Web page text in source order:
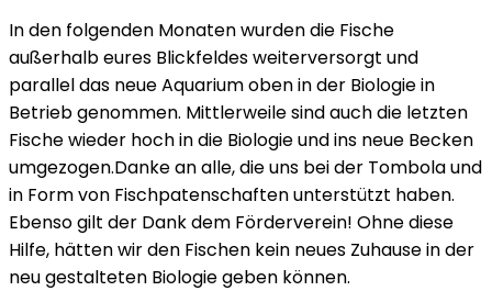
In den folgenden Monaten wurden die Fische
außerhalb eures Blickfeldes weiterversorgt und
parallel das neue Aquarium oben in der Biologie in
Betrieb genommen. Mittlerweile sind auch die letzten
Fische wieder hoch in die Biologie und ins neue Becken
umgezogen.Danke an alle, die uns bei der Tombola und
in Form von Fischpatenschaften unterstützt haben.
Ebenso gilt der Dank dem Förderverein! Ohne diese
Hilfe, hätten wir den Fischen kein neues Zuhause in der
neu gestalteten Biologie geben können.